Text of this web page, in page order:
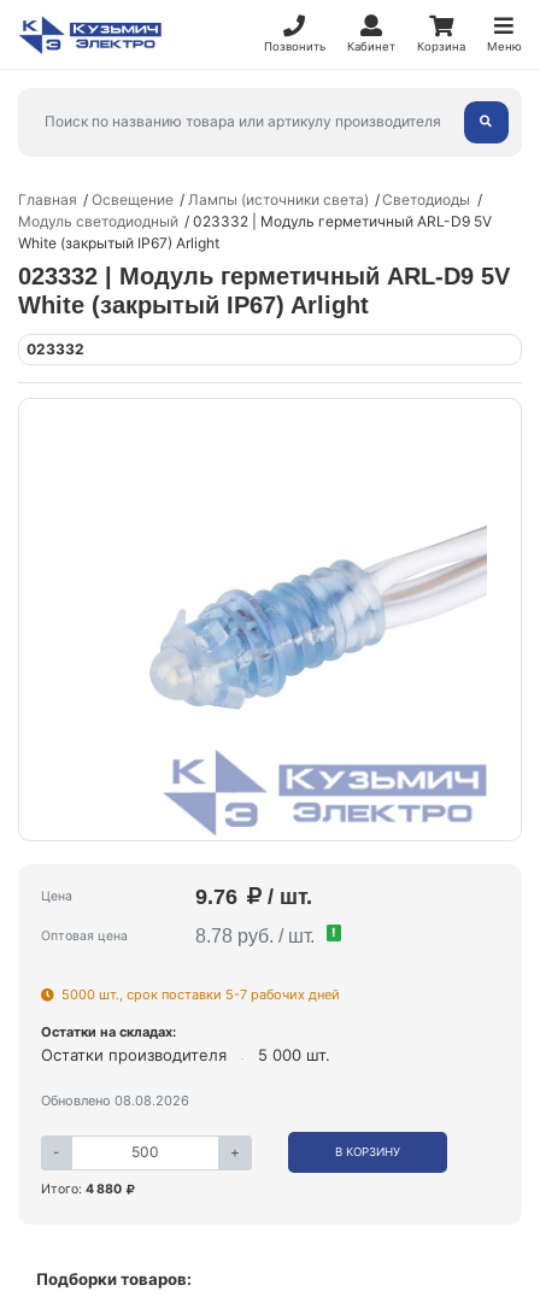
Позвонить Кабинет Корзина Меню
Главная Освещение Лампы (источники света)
Светодиоды
Модуль светодиодный
023332 | Модуль герметичный ARL-D9 5V
White (закрытый IP67) Arlight
023332 | Модуль герметичный ARL-D9 5V
White (закрытый IP67) Arlight
023332
Цена 9.76 / шт.
Оптовая цена 8.78 руб. / шт. !
5000 шт., срок поставки 5-7 рабочих дней
Остатки на складах:
Остатки производителя 5 000 шт.
Обновлено 08.08.2026
- + В КОРЗИНУ
Итого: 4 880
Подборки товаров: